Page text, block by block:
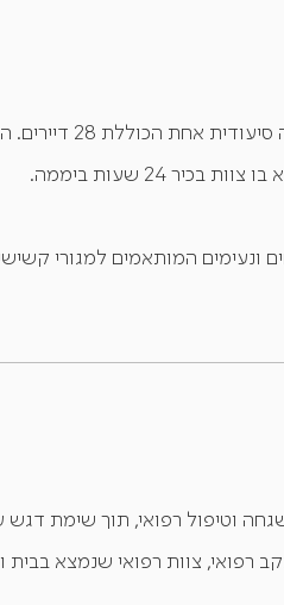
בבית האבות
24 שעות ביממה.
ונעימים המותאמים למגורי
וטיפול רפואי, תוך שימת דגש
רפואי, צוות רפואי שנמצא בבית